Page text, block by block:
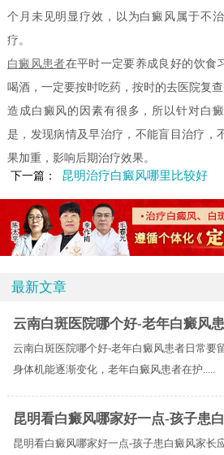
个月未见明显疗效，以为白癜风属于不
疗。
白癜风患者在平时一定要养成良好的饮食
喝酒，一定要按时吃药，按时的去医院复查
造成白癜风的因素有很多，所以针对白
是，发现病情及早治疗，不能盲目治疗，
果加重，影响后期治疗效果。
下一篇：
昆明治疗白癜风哪里比较好
最新文章
云南白斑医院哪个好-老年白癜风
云南白斑医院哪个好-老年白癜风患者日常要
身体机能逐渐变化，老年白癜风患者在护.....
昆明看白癜风哪家好一点-孩子患
昆明看白癜风哪家好一点-孩子患白癜风家长